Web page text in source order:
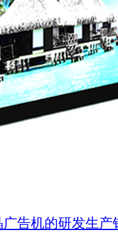
告机的研发生